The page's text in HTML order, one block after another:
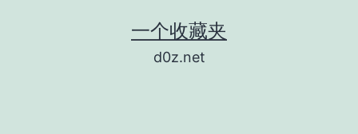
一个收藏夹
d0z.net